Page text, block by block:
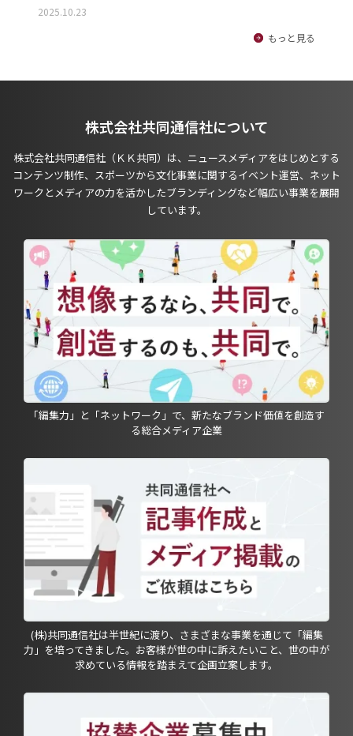
2025.10.23
もっと見る
株式会社共同通信社について
株式会社共同通信社（ＫＫ共同）は、ニュースメディアをはじめとする
コンテンツ制作、スポーツから文化事業に関するイベント運営、ネット
ワークとメディアの力を活かしたブランディングなど幅広い事業を展開
しています。
「編集力」と「ネットワーク」で、新たなブランド価値を創造す
る総合メディア企業
(株)共同通信社は半世紀に渡り、さまざまな事業を通じて「編集
力」を培ってきました。お客様が世の中に訴えたいこと、世の中が
求めている情報を踏まえて企画立案します。